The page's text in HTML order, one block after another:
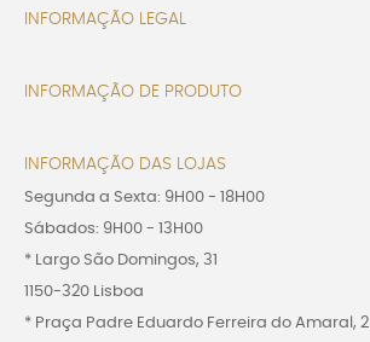
INFORMAÇÃO LEGAL
INFORMAÇÃO DE PRODUTO
INFORMAÇÃO DAS LOJAS
Segunda a Sexta: 9H00 - 18H00
Sábados: 9H00 - 13H00
* Largo São Domingos, 31
1150-320 Lisboa
* Praça Padre Eduardo Ferreira do Amaral, 2